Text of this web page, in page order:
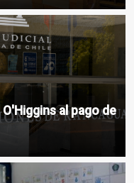
al pago de